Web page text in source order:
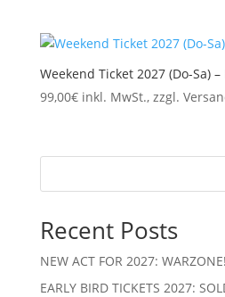
Weekend Ticket 2027 (Do-Sa)
99,00€ inkl. MwSt., zzgl.
Recent Posts
NEW ACT FOR 2027: WARZONE!
EARLY BIRD TICKETS 2027: